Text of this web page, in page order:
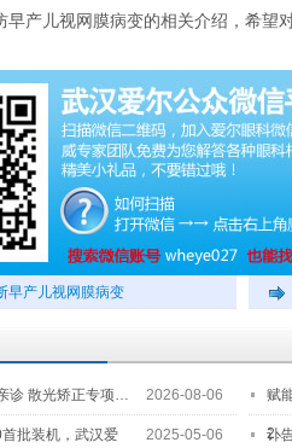
早产儿视网膜病变的相关介绍，希望
早产儿视网膜病变
诊 散光矫正专项… 2026-08-06 赋
2…
批装机，武汉爱 2025-05-06 讣